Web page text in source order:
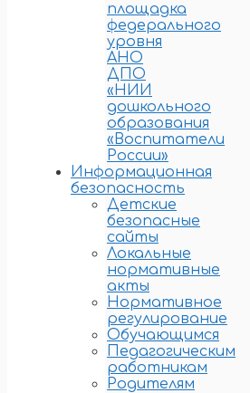
площадка
федерального
уровня
АНО
ДПО
«НИИ
дошкольного
образования
«Воспитатели
России»
Информационная
безопасность
Детские
безопасные
сайты
Локальные
нормативные
акты
Нормативное
регулирование
Обучающимся
Педагогическим
работникам
Родителям